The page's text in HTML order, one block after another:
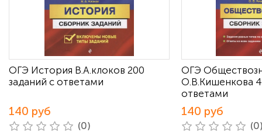
ОГЭ История В.А.клоков 200
заданий с ответами
140 руб
(0)
ОГЭ
О.В.Кишенкова
ответами
140 руб